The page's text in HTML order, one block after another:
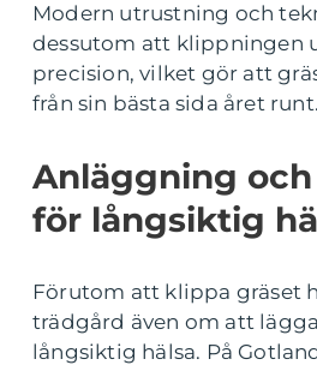
Modern utrustning och
dessutom att klippningen
precision, vilket gör att
från sin bästa sida året runt.
Anläggning
för långsiktig
Förutom att klippa gräset
trädgård även om att
långsiktig hälsa. På